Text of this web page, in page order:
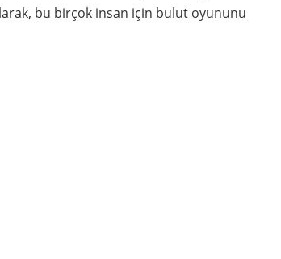
bu birçok insan için bulut oyununu